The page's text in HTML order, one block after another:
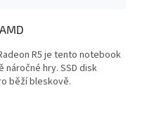
R5 je tento notebook
hry. SSD disk
běží bleskově.